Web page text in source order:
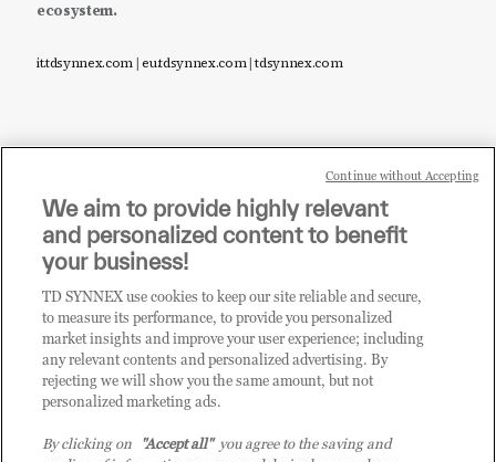
ecosystem.
it.tdsynnex.com|eu.tdsynnex.com|tdsynnex.com
Sei un rivenditore di tecnologia e desideri acquistare
i prodotti o le soluzioni trattate sul blog?
CLICCA QUI E DIVENTA
CLIENTE TD SYNNEX
We aim to provide highly relevant
and personalized content to benefit
your business!
TD SYNNEX use cookies to keep our site reliable and secure,
to measure its performance, to provide you personalized
market insights and improve your user experience; including
any relevant contents and personalized advertising. By
rejecting we will show you the same amount, but not
personalized marketing ads.
By clicking on "Accept all"you agree to the saving and
Continue without Accepting